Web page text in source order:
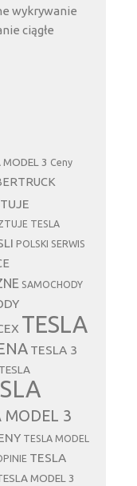
wykrywanie
ciągłe
MODEL 3 Ceny
TESLA
POLSKI SERWIS
SAMOCHODY
TESLA
TESLA 3
TESLA
MODEL 3
TESLA MODEL
TESLA
MODEL 3